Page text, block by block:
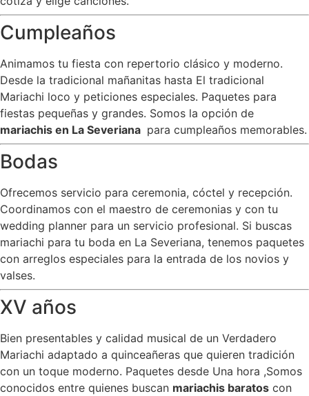
Cumpleaños
Animamos tu fiesta con repertorio clásico y moderno.
Desde la tradicional mañanitas hasta El tradicional
Mariachi loco y peticiones especiales. Paquetes para
fiestas pequeñas y grandes. Somos la opción de
mariachis en La Severiana para cumpleaños memorables.
Bodas
Ofrecemos servicio para ceremonia, cóctel y recepción.
Coordinamos con el maestro de ceremonias y con tu
wedding planner para un servicio profesional. Si buscas
mariachi para tu boda en La Severiana, tenemos paquetes
con arreglos especiales para la entrada de los novios y
valses.
XV años
Bien presentables y calidad musical de un Verdadero
Mariachi adaptado a quinceañeras que quieren tradición
con un toque moderno. Paquetes desde Una hora ,Somos
conocidos entre quienes buscan mariachis baratos con